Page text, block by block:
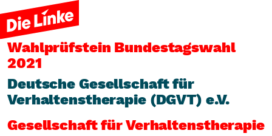
Wahlprüfstein Bundestagswahl
2021
Deutsche Gesellschaft für
Verhaltenstherapie (DGVT) e.V.
Gesellschaft für Verhaltenstherapie